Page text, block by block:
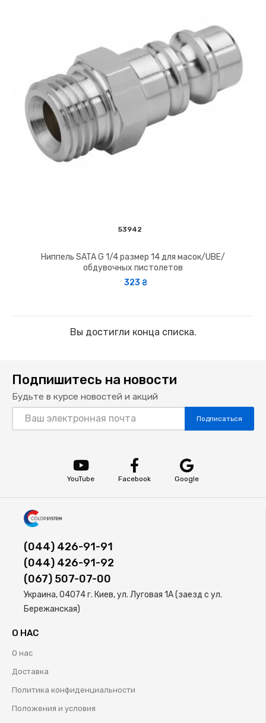
53942
Ниппель SATA G 1/4 размер 14 для масок/UBE/
обдувочных пистолетов
323 ₴
Вы достигли конца списка.
Подпишитесь на новости
Будьте в курсе новостей и акций
Подписаться
YouTube Facebook Google
(044) 426-91-91
(044) 426-91-92
(067) 507-07-00
Украина, 04074 г. Киев, ул. Луговая 1А (заезд с ул.
Бережанская)
О НАС
О нас
Доставка
Политика конфиденциальности
Положения и условия